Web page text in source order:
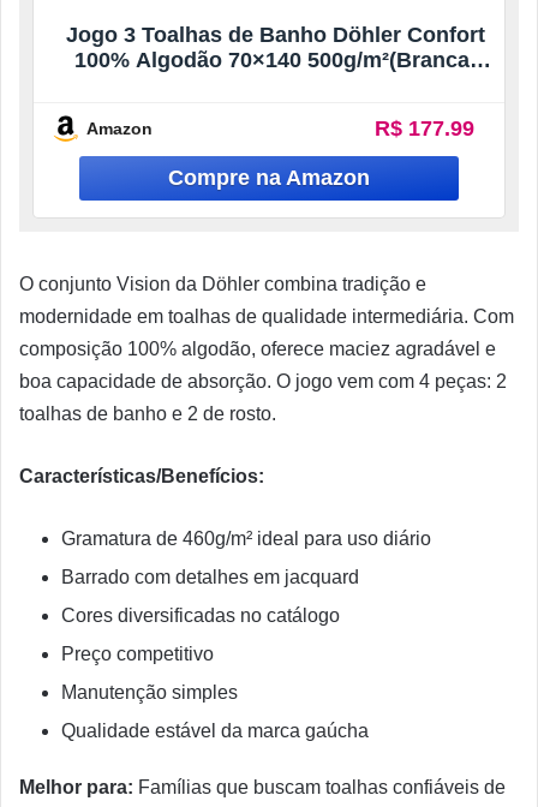
Jogo 3 Toalhas de Banho Döhler Confort
100% Algodão 70×140 500g/m²(Branca,
Amazon R$ 177.99
O conjunto Vision da Döhler combina tradição e
modernidade em toalhas de qualidade intermediária. Com
composição 100% algodão, oferece maciez agradável e
boa capacidade de absorção. O jogo vem com 4 peças: 2
toalhas de banho e 2 de rosto.
Características/Benefícios:
Gramatura de 460g/m² ideal para uso diário
Barrado com detalhes em jacquard
Cores diversificadas no catálogo
Preço competitivo
Manutenção simples
Qualidade estável da marca gaúcha
Melhor para: Famílias que buscam toalhas confiáveis de